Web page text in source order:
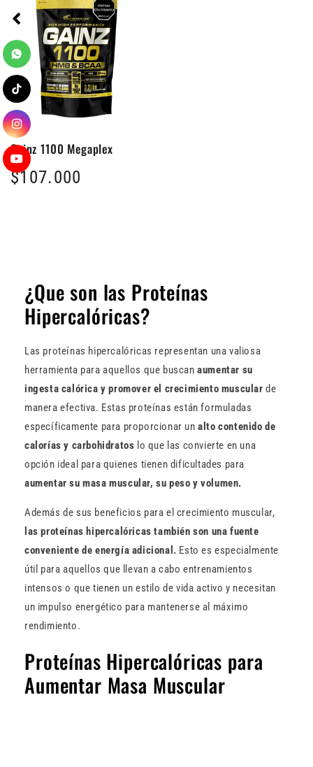
Gainz 1100 Megaplex
Precio
$107.000
¿Que son las Proteínas
Hipercalóricas?
Las proteínas hipercalóricas representan una valiosa
herramienta para aquellos que buscan aumentar su
ingesta calórica y promover el crecimiento muscular de
manera efectiva. Estas proteínas están formuladas
específicamente para proporcionar unalto contenido de
calorías y carbohidratos lo que las convierte en una
opción ideal para quienes tienen dificultades para
aumentar su masa muscular, su peso y volumen.
Además de sus beneficios para el crecimiento muscular,
las proteínas hipercalóricas también son una fuente
conveniente de energía adicional. Esto es especialmente
útil para aquellos que llevan a cabo entrenamientos
intensos o que tienen un estilo de vida activo y necesitan
un impulso energético para mantenerse al máximo
rendimiento.
Proteínas Hipercalóricas para
Aumentar Masa Muscular